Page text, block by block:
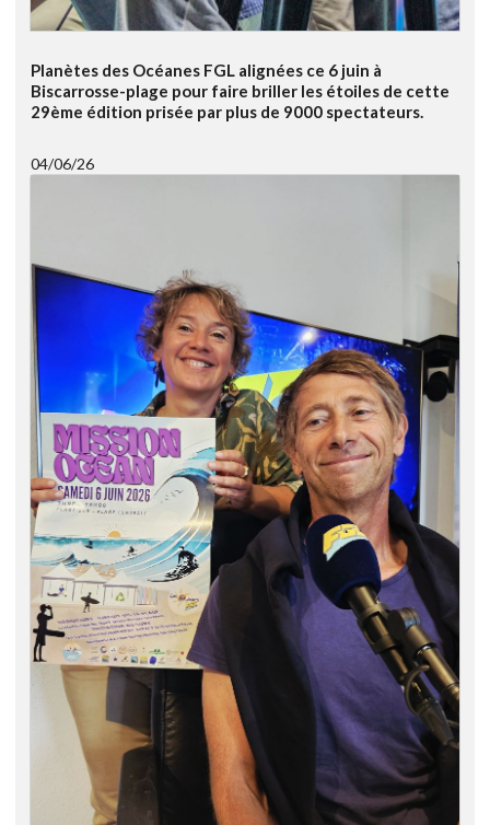
Planètes des Océanes FGL alignées ce 6 juin à
Biscarrosse-plage pour faire briller les étoiles de cette
29ème édition prisée par plus de 9000 spectateurs.
04/06/26